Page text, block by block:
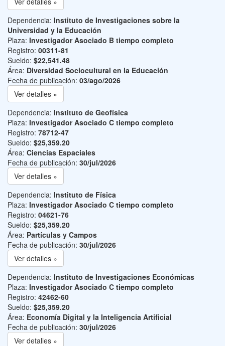
Dependencia: Instituto de Investigaciones sobre la
Universidad y la Educación
Plaza: Investigador Asociado B tiempo completo
Registro: 00311-81
Sueldo: $22,541.48
Área: Diversidad Sociocultural en la Educación
Fecha de publicación: 03/ago/2026
Ver detalles »
Dependencia: Instituto de Geofísica
Plaza: Investigador Asociado C tiempo completo
Registro: 78712-47
Sueldo: $25,359.20
Área: Ciencias Espaciales
Fecha de publicación: 30/jul/2026
Ver detalles »
Dependencia: Instituto de Física
Plaza: Investigador Asociado C tiempo completo
Registro: 04621-76
Sueldo: $25,359.20
Área: Partículas y Campos
Fecha de publicación: 30/jul/2026
Ver detalles »
Dependencia: Instituto de Investigaciones Económicas
Plaza: Investigador Asociado C tiempo completo
Registro: 42462-60
Sueldo: $25,359.20
Área: Economía Digital y la Inteligencia Artificial
Fecha de publicación: 30/jul/2026
Ver detalles »